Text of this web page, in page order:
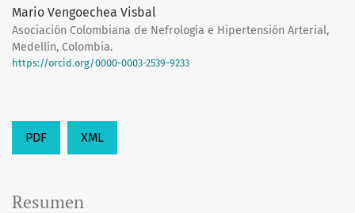
Mario Vengoechea Visbal
Asociación Colombiana de Nefrología e Hipertensión Arterial,
Medellín, Colombia.
https://orcid.org/0000-0003-2539-9233
PDF XML
Resumen